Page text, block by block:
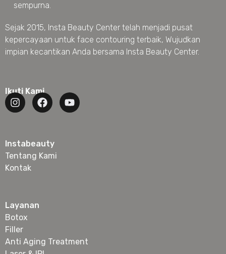
sempurna.
Sejak 2015, Insta Beauty Center telah menjadi pusat
kepercayaan untuk face contouring terbaik, Wujudkan
impian kecantikan Anda bersama Insta Beauty Center.
Ikuti Kami
Instabeauty
Tentang Kami
Kontak
Layanan
Botox
Filler
Anti Aging Treatment